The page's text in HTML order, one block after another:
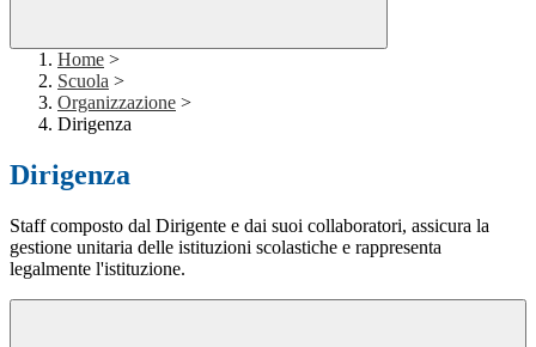
Home >
Scuola >
Organizzazione >
Dirigenza
Dirigenza
Staff composto dal Dirigente e dai suoi collaboratori, assicura la
gestione unitaria delle istituzioni scolastiche e rappresenta
legalmente l'istituzione.